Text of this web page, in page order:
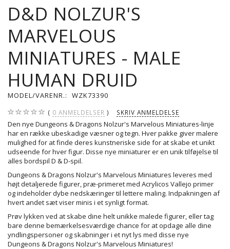
D&D NOLZUR'S
MARVELOUS
MINIATURES - MALE
HUMAN DRUID
MODEL/VARENR.: WZK73390
0 ANMELDELSER SKRIV ANMELDELSE
Den nye Dungeons & Dragons Nolzur's Marvelous Miniatures-linje
har en række ubeskadige væsner og tegn. Hver pakke giver malere
mulighed for at finde deres kunstneriske side for at skabe et unikt
udseende for hver figur. Disse nye miniaturer er en unik tilføjelse til
alles bordspil D & D-spil.
Dungeons & Dragons Nolzur's Marvelous Miniatures leveres med
højt detaljerede figurer, præ-primeret med Acrylicos Vallejo primer
og indeholder dybe nedskæringer til lettere maling. Indpakningen af ​​
hvert andet sæt viser minis i et synligt format.
Prøv lykken ved at skabe dine helt unikke malede figurer, eller tag
bare denne bemærkelsesværdige chance for at opdage alle dine
yndlingspersoner og skabninger i et nyt lys med disse nye
Dungeons & Dragons Nolzur's Marvelous Miniatures!